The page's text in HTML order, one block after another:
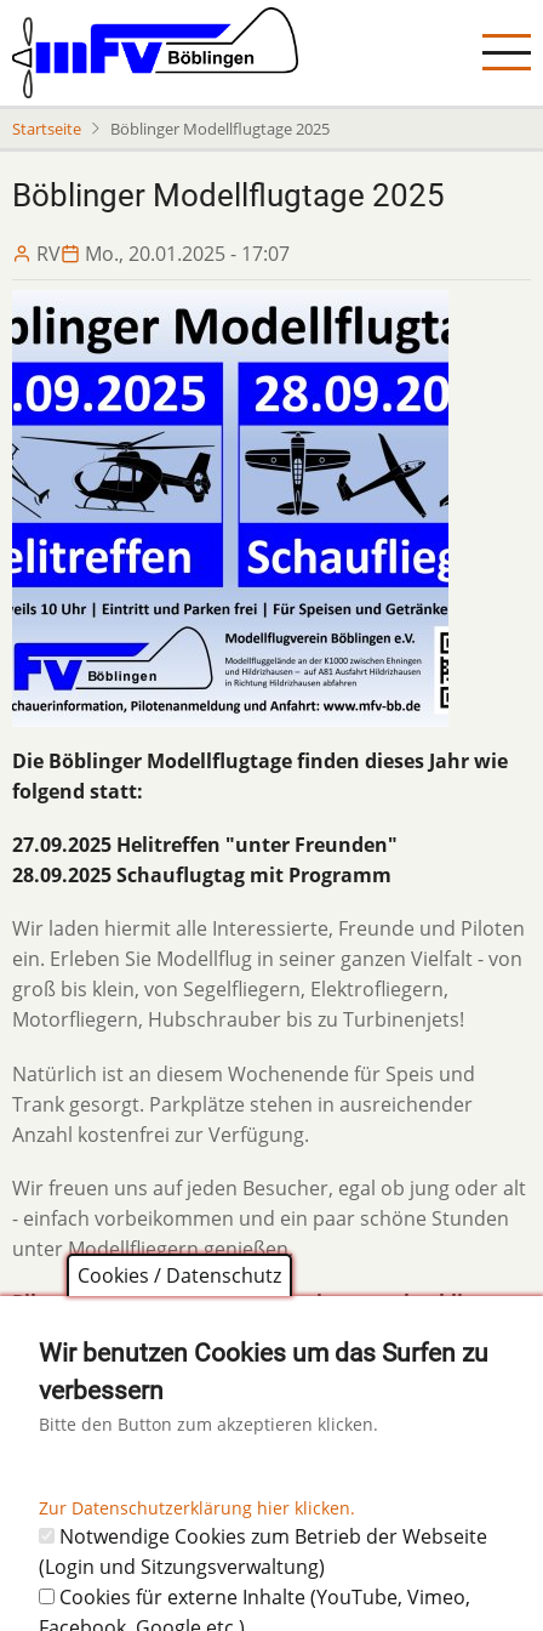
Direkt
zum
Inhalt
Startseite Böblinger Modellflugtage 2025
Böblinger Modellflugtage 2025
RV Mo., 20.01.2025 - 17:07
Die Böblinger Modellflugtagefinden dieses Jahr wie
folgend statt:
27.09.2025 Helitreffen "unter Freunden"
28.09.2025 Schauflugtag mit Programm
Wir laden hiermit alle Interessierte, Freunde und Piloten
ein. Erleben Sie Modellflug in seiner ganzen Vielfalt - von
groß bis klein, von Segelfliegern, Elektrofliegern,
Motorfliegern, Hubschrauber bis zu Turbinenjets!
Natürlich ist an diesem Wochenende für Speis und
Trank gesorgt. Parkplätze stehen in ausreichender
Anzahl kostenfrei zur Verfügung.
Wir freuen uns auf jeden Besucher, egal ob jung oder alt
- einfach vorbeikommen und ein paar schöne Stunden
unter Modellfliegern genießen.
Piloten bitte auf unserer Webseitewww.boeblinger-
Diese Seite teilen auf:
Cookies / Datenschutz
Wir benutzen Cookies um das Surfen zu
verbessern
Bitte den Button zum akzeptieren klicken.
Zur Datenschutzerklärung hier klicken.
Notwendige Cookies zum Betrieb der Webseite
(Login und Sitzungsverwaltung)
Cookies für externe Inhalte (YouTube, Vimeo,